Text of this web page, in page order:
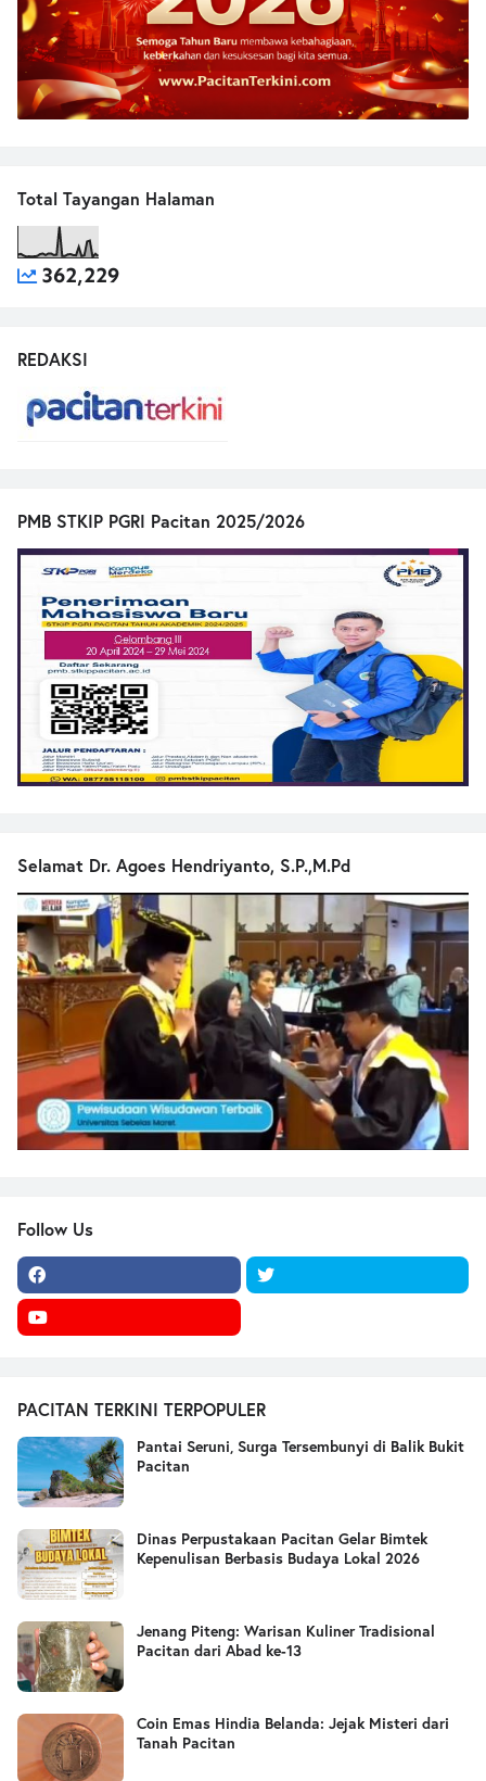
Total Tayangan Halaman
362,229
REDAKSI
PMB STKIP PGRI Pacitan 2025/2026
Selamat Dr. Agoes Hendriyanto, S.P.,M.Pd
Follow Us
PACITAN TERKINI TERPOPULER
Pantai Seruni, Surga Tersembunyi di Balik Bukit
Pacitan
Dinas Perpustakaan Pacitan Gelar Bimtek
Kepenulisan Berbasis Budaya Lokal 2026
Jenang Piteng: Warisan Kuliner Tradisional
Pacitan dari Abad ke-13
Coin Emas Hindia Belanda: Jejak Misteri dari
Tanah Pacitan